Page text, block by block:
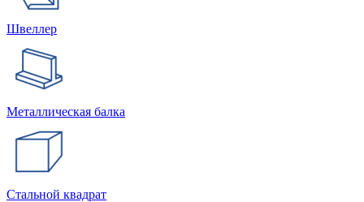
Швеллер
Металлическая балка
Стальной квадрат